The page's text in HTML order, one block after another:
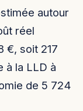
autour
réel
€, soit 217
à la LLD à
de 5 724